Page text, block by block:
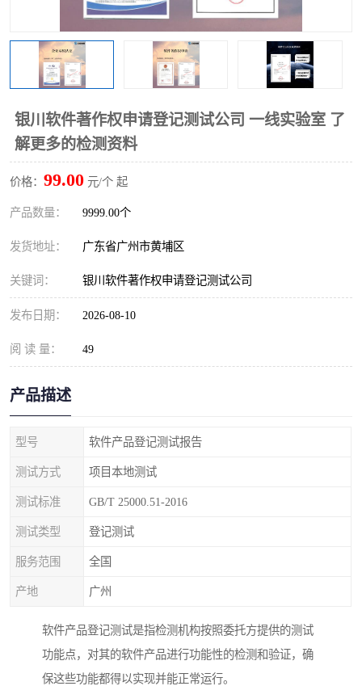
银川软件著作权申请登记测试公司 一线实验室 了
解更多的检测资料
价格： 99.00 元/个 起
产品数量： 9999.00个
发货地址： 广东省广州市黄埔区
关键词： 银川软件著作权申请登记测试公司
发布日期： 2026-08-10
阅 读 量： 49
产品描述
型号 软件产品登记测试报告
测试方式 项目本地测试
测试标准 GB/T 25000.51-2016
测试类型 登记测试
服务范围 全国
产地 广州
软件产品登记测试是指检测机构按照委托方提供的测试
功能点，对其的软件产品进行功能性的检测和验证，确
保这些功能都得以实现并能正常运行。